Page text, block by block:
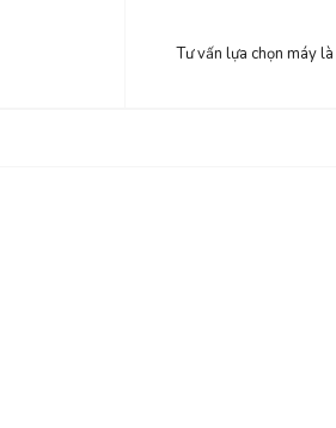
Tư vấn lựa chọn máy